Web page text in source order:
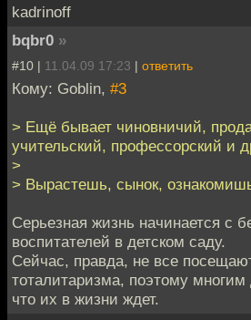
kadrinoff
bqbr0 »
#10 | 11.04.09 17:23 | ответить
Кому: Goblin, #3
> Ещё бывает чиновничий,
учительский, профессорский и
>
> Вырастешь, сынок,
Серьезная жизнь начинается с
воспитателей в детском саду.
Сейчас, правда, не все
тоталитаризма, поэтому
что их в жизни ждет.